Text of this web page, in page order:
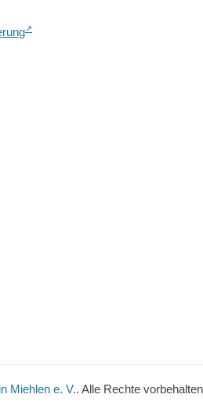
Miehlen e. V.. Alle Rechte